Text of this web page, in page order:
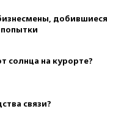
добившиеся
попытки
солнца на курорте?
связи?